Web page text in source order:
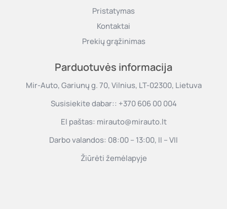
Pristatymas
Kontaktai
Prekių grąžinimas
Parduotuvės informacija
Mir-Auto, Gariunų g. 70, Vilnius, LT-02300, Lietuva
Susisiekite dabar:: +370 606 00 004
El paštas: mirauto@mirauto.lt
Darbo valandos: 08:00 – 13:00, II – VII
Žiūrėti žemėlapyje